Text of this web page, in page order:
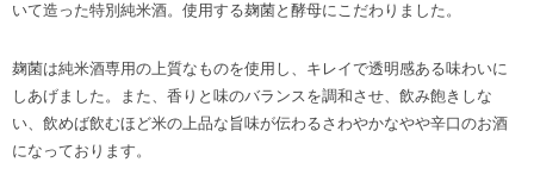
いて造った特別純米酒。使用する麹菌と酵母にこだわりました。
麹菌は純米酒専用の上質なものを使用し、キレイで透明感ある味わいに
しあげました。また、香りと味のバランスを調和させ、飲み飽きしな
い、飲めば飲むほど米の上品な旨味が伝わるさわやかなやや辛口のお酒
になっております。